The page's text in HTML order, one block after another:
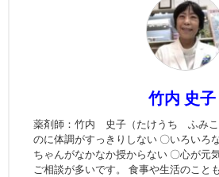
竹内 史子
薬剤師：竹内 史子（たけうち ふみこ
のに体調がすっきりしない 〇いろいろ
ちゃんがなかなか授からない 〇心が元
ご相談が多いです。 食事や生活のこと